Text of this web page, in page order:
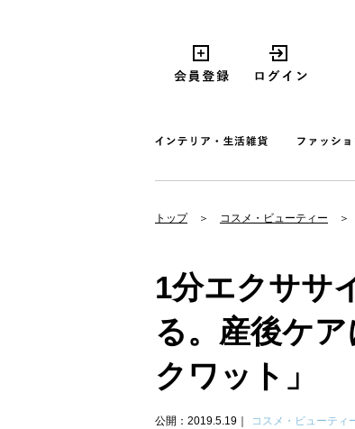
トップ コスメ・ビューティー
1分エクササ
る。産後ケ
クワット」
公開：2019.5.19 コスメ・ビューティ